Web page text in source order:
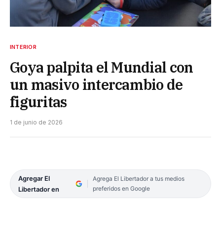
INTERIOR
Goya palpita el Mundial con
un masivo intercambio de
figuritas
1 de junio de 2026
Agregar El
Libertador en
Agrega El Libertador a tus medios
preferidos en Google